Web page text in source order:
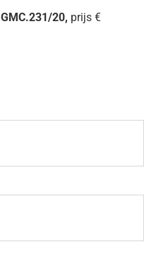
GMC.231/20, prijs €